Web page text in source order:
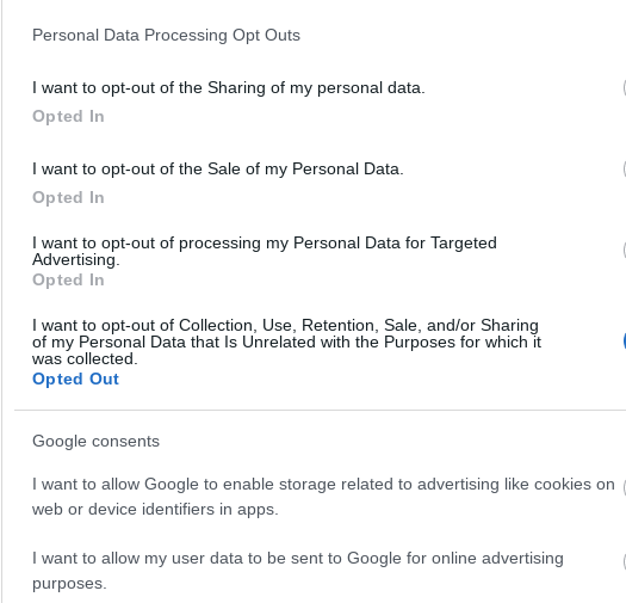
Personal Data Processing Opt Outs
I want to opt-out of the Sharing of my personal data.
Opted In
I want to opt-out of the Sale of my Personal Data.
Opted In
I want to opt-out of processing my Personal Data for Targeted
Advertising.
Opted In
I want to opt-out of Collection, Use, Retention, Sale, and/or Sharing
of my Personal Data that Is Unrelated with the Purposes for which it
was collected.
Opted Out
Google consents
I want to allow Google to enable storage related to advertising like cookies on
web or device identifiers in apps.
I want to allow my user data to be sent to Google for online advertising
purposes.